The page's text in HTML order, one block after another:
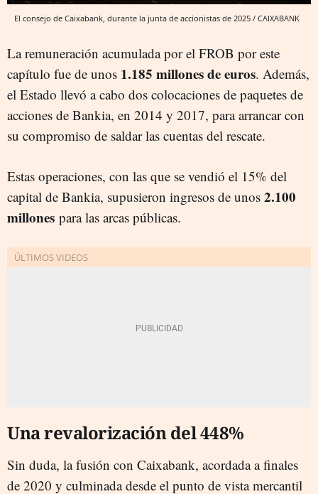
El consejo de Caixabank, durante la junta de accionistas de 2025 / CAIXABANK
La remuneración acumulada por el FROB por este
capítulo fue de unos 1.185 millones de euros. Además,
el Estado llevó a cabo dos colocaciones de paquetes de
acciones de Bankia, en 2014 y 2017, para arrancar con
su compromiso de saldar las cuentas del rescate.
Estas operaciones, con las que se vendió el 15% del
capital de Bankia, supusieron ingresos de unos 2.100
millones para las arcas públicas.
Una revalorización del 448%
Sin duda, la fusión con Caixabank, acordada a finales
de 2020 y culminada desde el punto de vista mercantil